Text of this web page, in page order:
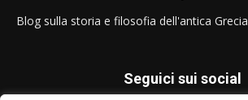
Blog sulla storia e filosofia dell'antica Grecia
Seguici sui social